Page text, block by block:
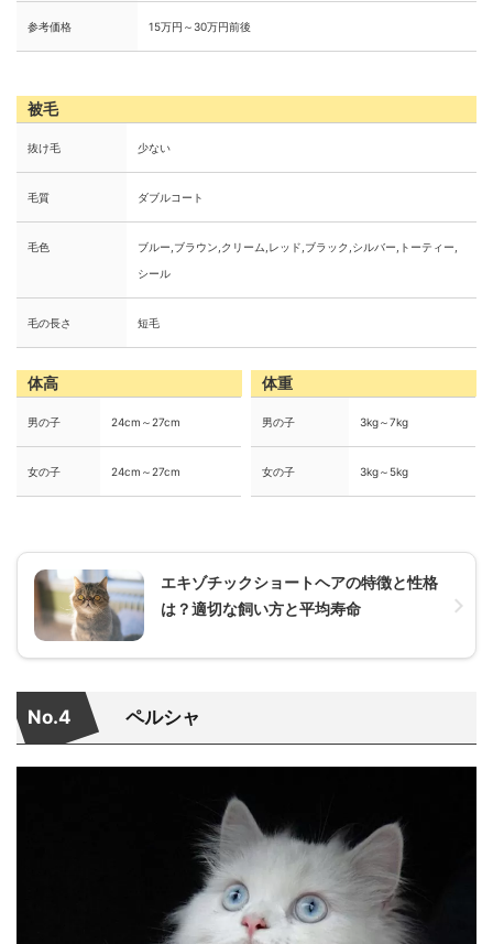
参考価格 15万円～30万円前後
被毛
抜け毛 少ない
毛質 ダブルコート
毛色
ブルー,ブラウン,クリーム,レッド,ブラック,シルバー,トーティー,
シール
毛の長さ 短毛
体高
男の子 24cm～27cm
女の子 24cm～27cm
体重
男の子 3kg～7kg
女の子 3kg～5kg
エキゾチックショートヘアの特徴と性格
は？適切な飼い方と平均寿命
No.4 ペルシャ